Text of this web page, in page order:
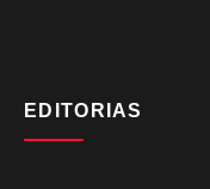
EDITORIAS